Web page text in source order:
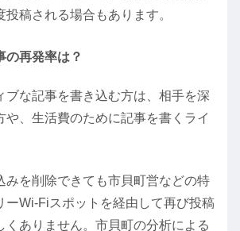
稿される場合もあります。
の再発率は？
ブな記事を書き込む方は、相手を深
や、生活費のために記事を書くライ
みを削除できても市貝町営などの特
ーWi-Fiスポット を経由して再び投稿
くありません。市貝町の分析による